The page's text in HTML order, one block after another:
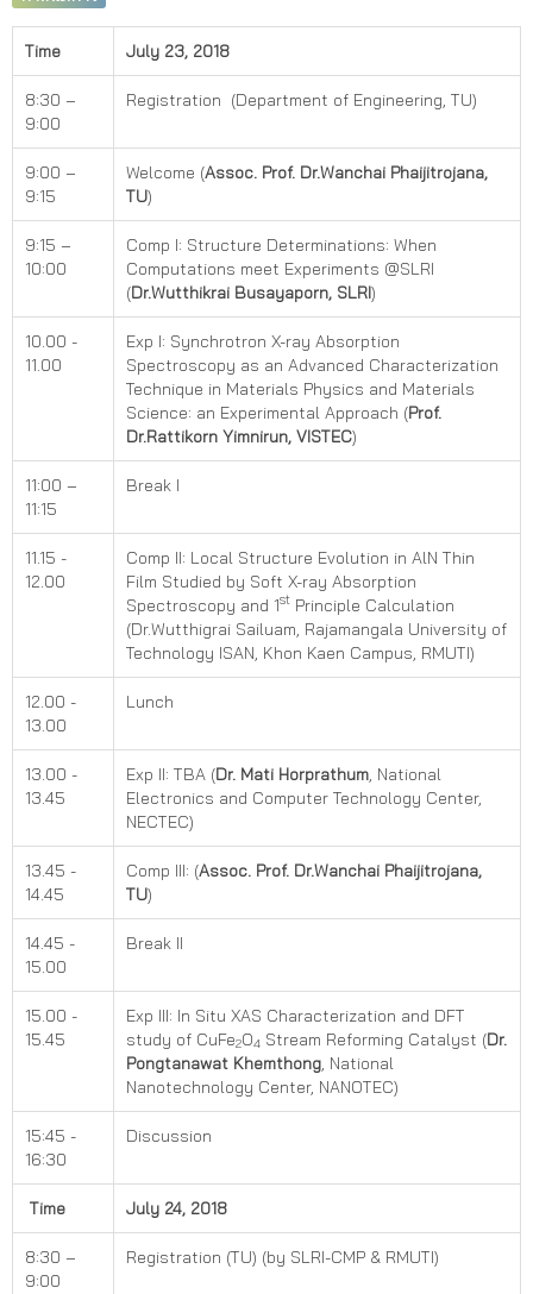
Time July 23, 2018
8:30 –
9:00
Registration (Department of Engineering, TU)
9:00 –
9:15
Welcome (Assoc. Prof. Dr.Wanchai Phaijitrojana,
TU)
9:15 –
10:00
Comp I: Structure Determinations: When
Computations meet Experiments @SLRI
(Dr.Wutthikrai Busayaporn, SLRI)
10.00 -
11.00
Exp I: Synchrotron X-ray Absorption
Spectroscopy as an Advanced Characterization
Technique in Materials Physics and Materials
Science: an Experimental Approach (Prof.
Dr.Rattikorn Yimnirun, VISTEC)
11:00 –
11:15
Break I
11.15 -
12.00
Comp II: Local Structure Evolution in AlN Thin
Film Studied by Soft X-ray Absorption
Spectroscopy and 1st Principle Calculation
(Dr.Wutthigrai Sailuam, Rajamangala University of
Technology ISAN, Khon Kaen Campus, RMUTI)
12.00 -
13.00
Lunch
13.00 -
13.45
Exp II: TBA (Dr. Mati Horprathum , National
Electronics and Computer Technology Center,
NECTEC)
13.45 -
14.45
Comp III: (Assoc. Prof. Dr.Wanchai Phaijitrojana,
TU)
14.45 -
15.00
Break II
15.00 -
15.45
Exp III: In Situ XAS Characterization and DFT
study of CuFe2O4 Stream Reforming Catalyst (Dr.
Pongtanawat Khemthong , National
Nanotechnology Center, NANOTEC)
15:45 -
16:30
Discussion
Time July 24, 2018
8:30 –
9:00
Registration (TU) (by SLRI-CMP & RMUTI)